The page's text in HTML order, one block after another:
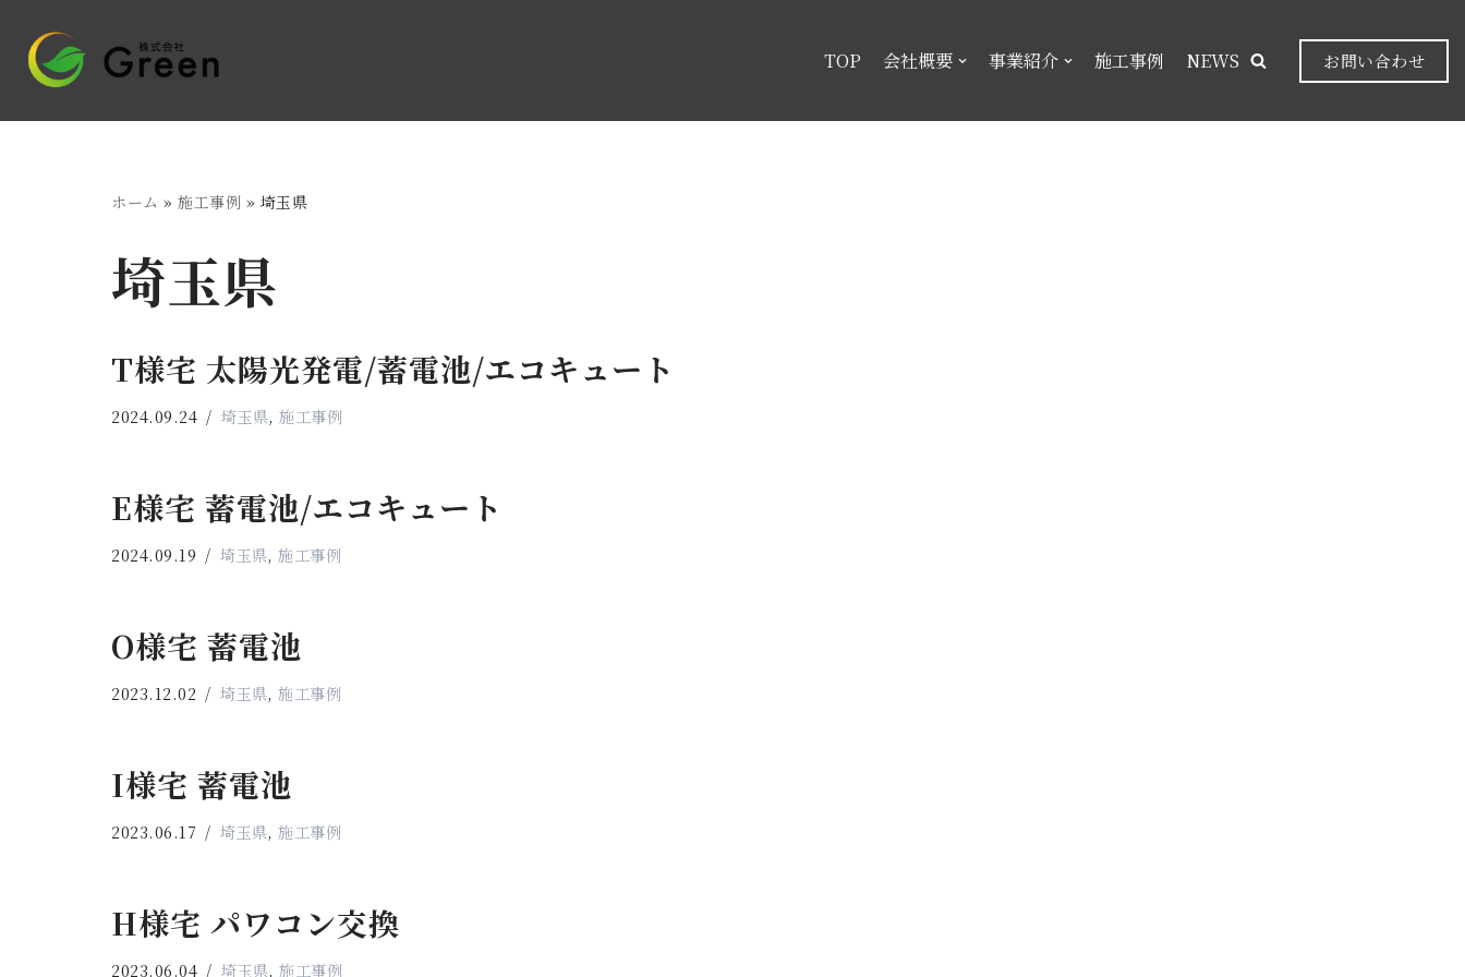
コ
テ
TOP 会社概要 事業紹介 施工事例 NEWS お問い合わせ
ホーム » 施工事例 » 埼玉県
埼玉県
T様宅 太陽光発電/蓄電池/エコキュート
2024.09.24 埼玉県, 施工事例
E様宅 蓄電池/エコキュート
2024.09.19 埼玉県, 施工事例
O様宅 蓄電池
2023.12.02 埼玉県, 施工事例
I様宅 蓄電池
2023.06.17 埼玉県, 施工事例
H様宅 パワコン交換
2023.06.04 埼玉県, 施工事例